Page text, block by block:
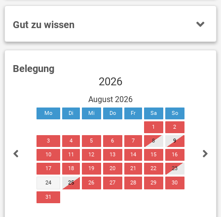
Gut zu wissen
Belegung
2026
August 2026
Mo Di Mi Do Fr Sa So
1 2
3 4 5 6 7 8 9
10 11 12 13 14 15 16
17 18 19 20 21 22 23
24 25 26 27 28 29 30
31